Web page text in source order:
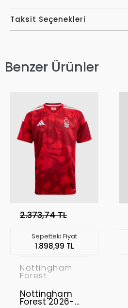
Taksit Seçenekleri
Benzer Ürünler
2.373,74 TL
Sepetteki Fiyat
1.898,99 TL
Nottingham
Forest
Nottingham
Forest 2026-